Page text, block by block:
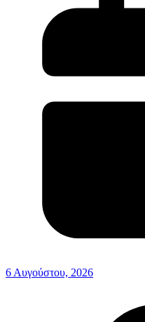
6 Αυγούστου, 2026